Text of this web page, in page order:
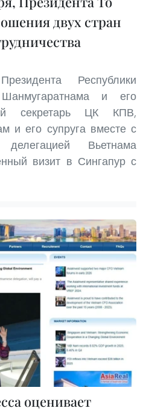
двух стран
Республики
и его
секретарь ЦК КПВ,
и его супруга вместе с
делегацией Вьетнама
визит в Сингапур с
оценивает